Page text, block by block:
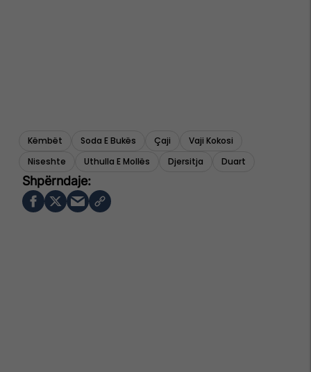
Këmbët Soda E Bukës Çaji
Vaji Kokosi
Niseshte
Uthulla E Mollës Djersitja Duart